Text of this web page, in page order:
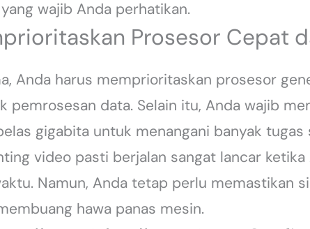
wajib Anda perhatikan.
Prosesor Cepat
Anda harus memprioritaskan prosesor
pemrosesan data. Selain itu, Anda wajib
gigabita untuk menangani banyak
video pasti berjalan sangat lancar
Namun, Anda tetap perlu memastikan
hawa panas mesin.